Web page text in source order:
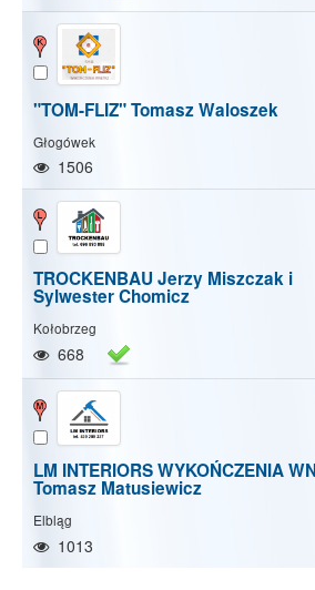
"TOM-FLIZ" Tomasz Waloszek
Głogówek
1506
TROCKENBAU Jerzy Miszczak i
Sylwester Chomicz
Kołobrzeg
668
LM INTERIORS WYKOŃCZENIA
Tomasz Matusiewicz
Elbląg
1013